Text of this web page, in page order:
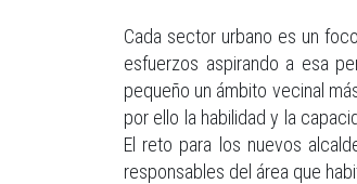
Cada sector urbano es un
esfuerzos aspirando a esa
pequeño un ámbito vecinal
por ello la habilidad y la
El reto para los nuevos
responsables del área que